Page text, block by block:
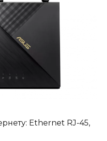
Ethernet RJ-45,